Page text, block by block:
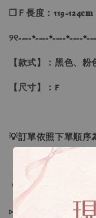
❐Ｆ長度：119-
୨୧----*----*----*----
【款式】：黑色、粉
【尺寸】：F
💡訂單依照下單順序
🔍IG搜尋：
▹現貨商品１～３日